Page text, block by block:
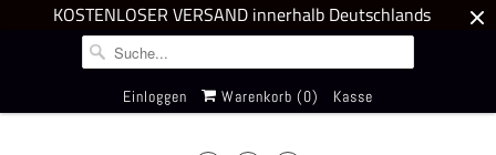
KOSTENLOSER VERSAND innerhalb Deutschlands
Einloggen Warenkorb (0) Kasse